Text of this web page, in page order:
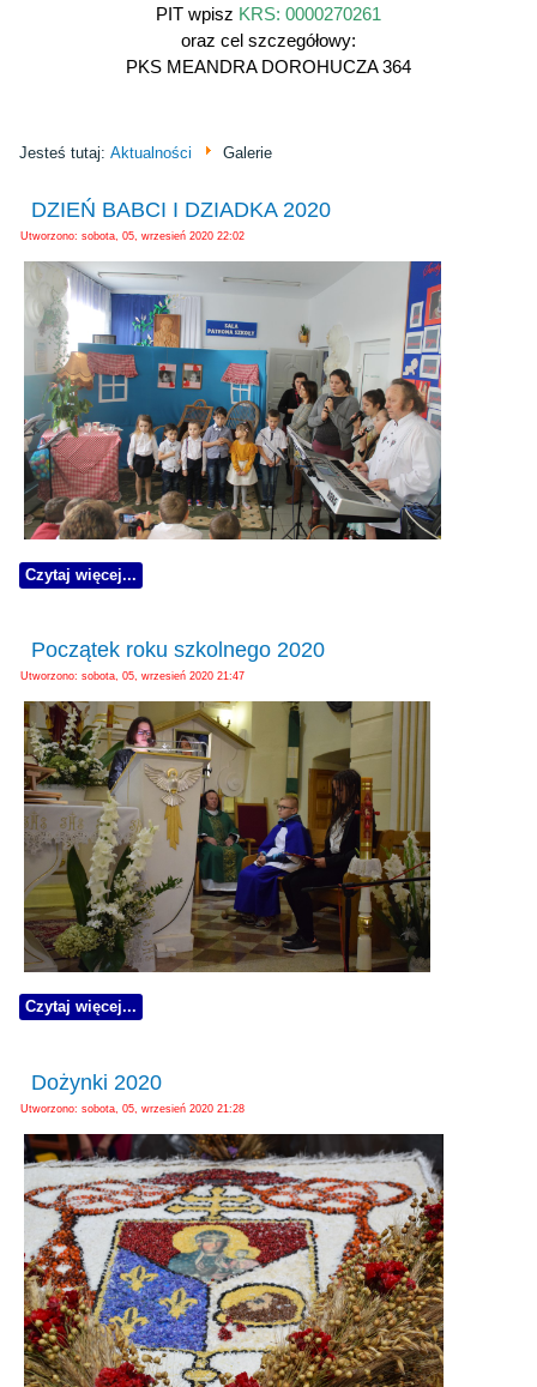
PIT wpisz KRS: 0000270261
oraz cel szczegółowy:
PKS MEANDRA DOROHUCZA 364
Jesteś tutaj:Aktualności Galerie
DZIEŃ BABCI I DZIADKA 2020
Utworzono: sobota, 05, wrzesień 2020 22:02
Czytaj więcej...
Początek roku szkolnego 2020
Utworzono: sobota, 05, wrzesień 2020 21:47
Czytaj więcej...
Dożynki 2020
Utworzono: sobota, 05, wrzesień 2020 21:28